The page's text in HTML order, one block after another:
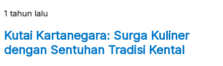
1 tahun lalu
Kutai Kartanegara: Surga Kuliner
dengan Sentuhan Tradisi Kental